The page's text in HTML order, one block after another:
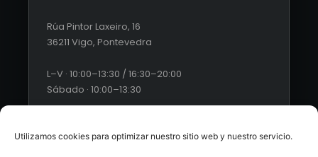
Utilizamos cookies para optimizar nuestro sitio web y nuestro servicio.
Rúa Pintor Laxeiro, 16
36211 Vigo, Pontevedra
L–V · 10:00–13:30 / 16:30–20:00
Sábado · 10:00–13:30